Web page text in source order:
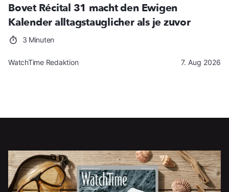
Bovet Récital 31 macht den Ewigen
Kalender alltagstauglicher als je zuvor
3 Minuten
WatchTime Redaktion 7. Aug 2026